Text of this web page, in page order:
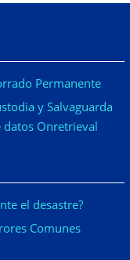
Permanente
y Salvaguarda
datos Onretrieval
el desastre?
Comunes